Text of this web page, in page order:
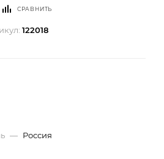
СРАВНИТЬ
122018
— Россия